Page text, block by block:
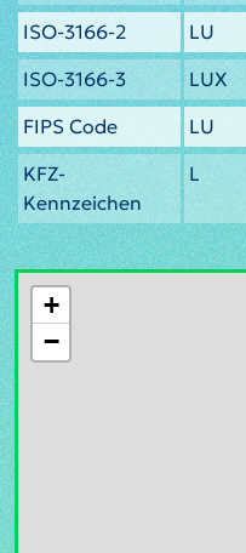
ISO-3166-2
LU
ISO-3166-3
LUX
FIPS Code
LU
KFZ-
Kennzeichen
L
+
−